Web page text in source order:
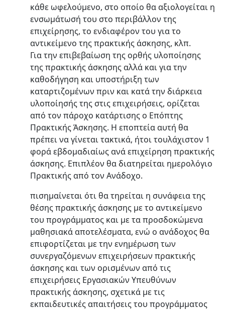
κάθε ωφελούμενο, στο οποίο θα αξιολογείται η
ενσωμάτωσή του στο περιβάλλον της
επιχείρησης, το ενδιαφέρον του για το
αντικείμενο της πρακτικής άσκησης, κλπ.
Για την επιβεβαίωση της ορθής υλοποίησης
της πρακτικής άσκησης αλλά και για την
καθοδήγηση και υποστήριξη των
καταρτιζομένων πριν και κατά την διάρκεια
υλοποίησής της στις επιχειρήσεις, ορίζεται
από τον πάροχο κατάρτισης ο Επόπτης
Πρακτικής Άσκησης. Η εποπτεία αυτή θα
πρέπει να γίνεται τακτικά, ήτοι τουλάχιστον 1
φορά εβδομαδιαίως ανά επιχείρηση πρακτικής
άσκησης. Επιπλέον θα διατηρείται ημερολόγιο
Πρακτικής από τον Ανάδοχο.
πισημαίνεται ότι θα τηρείται η συνάφεια της
θέσης πρακτικής άσκησης με το αντικείμενο
του προγράμματος και με τα προσδοκώμενα
μαθησιακά αποτελέσματα, ενώ ο ανάδοχος θα
επιφορτίζεται με την ενημέρωση των
συνεργαζόμενων επιχειρήσεων πρακτικής
άσκησης και των ορισμένων από τις
επιχειρήσεις Εργασιακών Υπευθύνων
πρακτικής άσκησης, σχετικά με τις
εκπαιδευτικές απαιτήσεις του προγράμματος